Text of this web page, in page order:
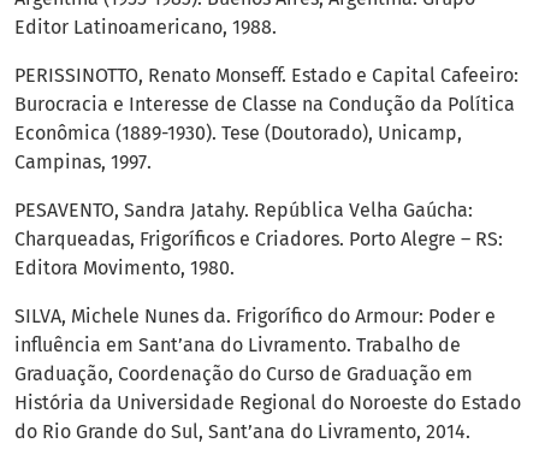
Editor Latinoamericano, 1988.
PERISSINOTTO, Renato Monseff. Estado e Capital Cafeeiro:
Burocracia e Interesse de Classe na Condução da Política
Econômica (1889-1930). Tese (Doutorado), Unicamp,
Campinas, 1997.
PESAVENTO, Sandra Jatahy. República Velha Gaúcha:
Charqueadas, Frigoríficos e Criadores. Porto Alegre – RS:
Editora Movimento, 1980.
SILVA, Michele Nunes da. Frigorífico do Armour: Poder e
influência em Sant’ana do Livramento. Trabalho de
Graduação, Coordenação do Curso de Graduação em
História da Universidade Regional do Noroeste do Estado
do Rio Grande do Sul, Sant’ana do Livramento, 2014.